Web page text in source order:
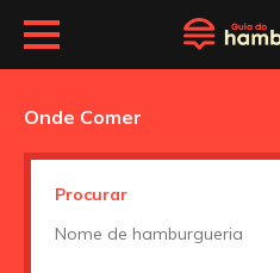
Onde Comer
Procurar